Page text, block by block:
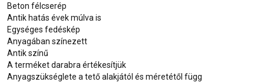
Beton félcserép
Antik hatás évek múlva is
Egységes fedéskép
Anyagában színezett
Antik színű
A terméket darabra értékesítjük
Anyagszükséglete a tető alakjától és méretétől függ